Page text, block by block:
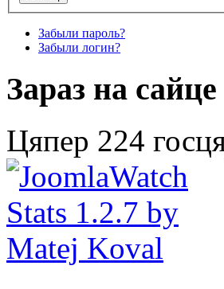
Забыли пароль?
Забыли логин?
Зараз на сайце
Цяпер 224